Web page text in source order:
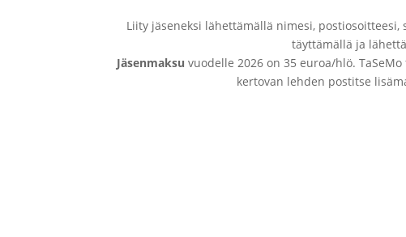
Liity jäseneksi lähettämällä nimesi,
täyttämällä ja
Jäsenmaksu vuodelle 2026 on 35 euroa/hlö.
kertovan lehden postitse